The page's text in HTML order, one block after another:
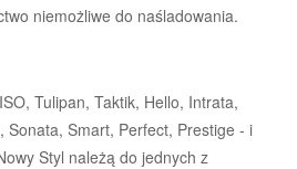
niemożliwe do naśladowania.
Tulipan, Taktik, Hello, Intrata,
Sonata, Smart, Perfect, Prestige - i
Styl należą do jednych z